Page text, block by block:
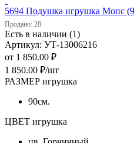
5694 Подушка игрушка Мопс
Продано: 28
Есть в наличии (1)
Артикул: УТ-13006216
от 1 850.00 ₽
1 850.00 ₽/шт
РАЗМЕР игрушка
90см.
ЦВЕТ игрушка